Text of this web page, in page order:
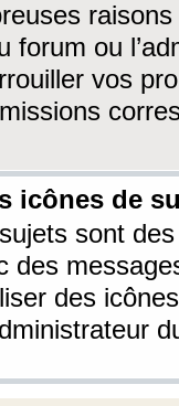
forum ou
vos
icônes de
sont
des
des